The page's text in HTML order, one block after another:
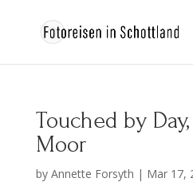
Touched by
Moor
by Annette Forsyth | Mar 17,